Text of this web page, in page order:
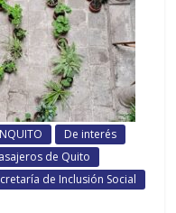
De interés
de Quito
de Inclusión Social